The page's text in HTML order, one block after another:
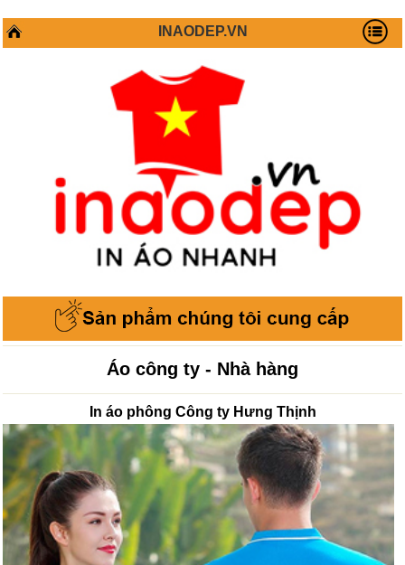
INAODEP.VN
Áo công ty - Nhà hàng
In áo phông Công ty Hưng Thịnh